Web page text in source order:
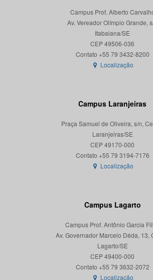
Campus Prof. Alberto
Av. Vereador Olímpio Grande,
Itabaiana/SE
CEP 49506-036
Localização
Campus Laranjeiras
Praça Samuel de Oliveira, s/n,
Laranjeiras/SE
CEP 49170-000
Localização
Campus Lagarto
Campus Prof. Antônio Garcia
Av. Governador Marcelo Déda, 13,
Lagarto/SE
CEP 49400-000
Localização